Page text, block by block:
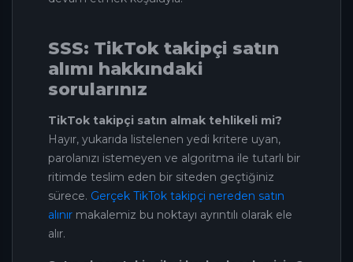
SSS: TikTok takipçi satın
alımı hakkındaki
sorularınız
TikTok takipçi satın almak tehlikeli mi?
Hayır, yukarıda listelenen yedi kritere uyan,
parolanızı istemeyen ve algoritma ile tutarlı bir
ritimde teslim eden bir siteden geçtiğiniz
sürece. Gerçek TikTok takipçi nereden satın
alınır makalemiz bu noktayı ayrıntılı olarak ele
alır.